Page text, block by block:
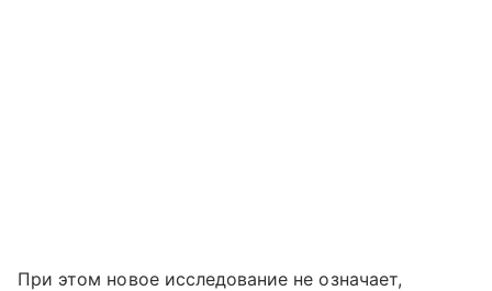
При этом новое исследование не означает,